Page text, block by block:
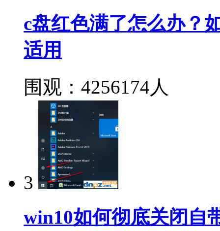
c盘红色满了怎么办？
适用
围观：4256174人
3
win10如何彻底关闭自